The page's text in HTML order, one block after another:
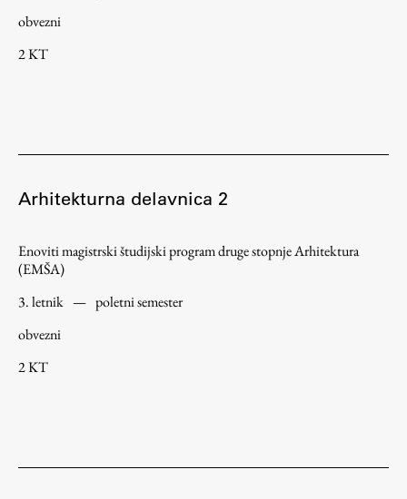
Vpis
Spletna učilnica
ŠIS (EN)
Aktualno
obvezni
2 KT
Arhitekturna delavnica 2
Enoviti magistrski študijski program druge stopnje Arhitektura
(EMŠA)
3. letnik — poletni semester
obvezni
2 KT